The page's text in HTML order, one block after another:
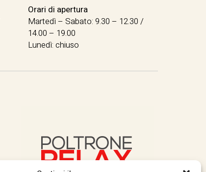
Orari di apertura
Martedì – Sabato: 9.30 – 12.30 /
14.00 – 19.00
Lunedì: chiuso